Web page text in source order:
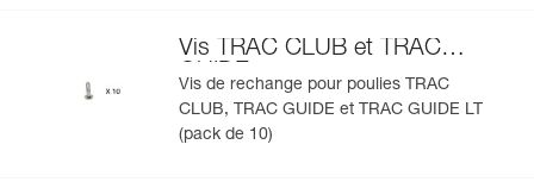
Vis TRAC CLUB et TRAC
GUIDE
Vis de rechange pour poulies TRAC
CLUB, TRAC GUIDE et TRAC GUIDE LT
(pack de 10)